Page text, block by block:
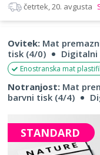
četrtek, 20. avgusta
Ovitek: Mat
tisk (4/0)
Enostranska mat
Notranjost: Mat
barvni tisk (4/4)
STANDARD